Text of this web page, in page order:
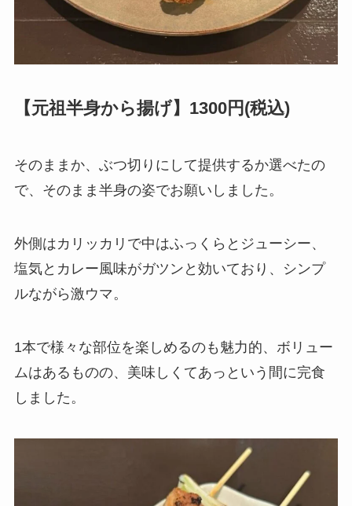
【元祖半身から揚げ】1300円(税込)
そのままか、ぶつ切りにして提供するか選べたの
で、そのまま半身の姿でお願いしました。
外側はカリッカリで中はふっくらとジューシー、
塩気とカレー風味がガツンと効いており、シンプ
ルながら激ウマ。
1本で様々な部位を楽しめるのも魅力的、ボリュー
ムはあるものの、美味しくてあっという間に完食
しました。